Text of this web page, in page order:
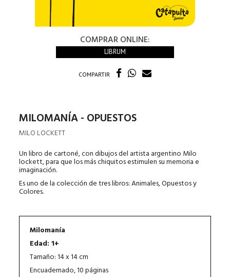
COMPRAR ONLINE:
LIBRUM
COMPARTIR
MILOMANÍA - OPUESTOS
MILO LOCKETT
Un libro de cartoné, con dibujos del artista argentino Milo
lockett, para que los más chiquitos estimulen su memoria e
imaginación.
Es uno de la colección de tres libros: Animales, Opuestos y
Colores.
Milomanía
Edad: 1+
Tamaño: 14 x 14 cm
Encuadernado, 10 páginas